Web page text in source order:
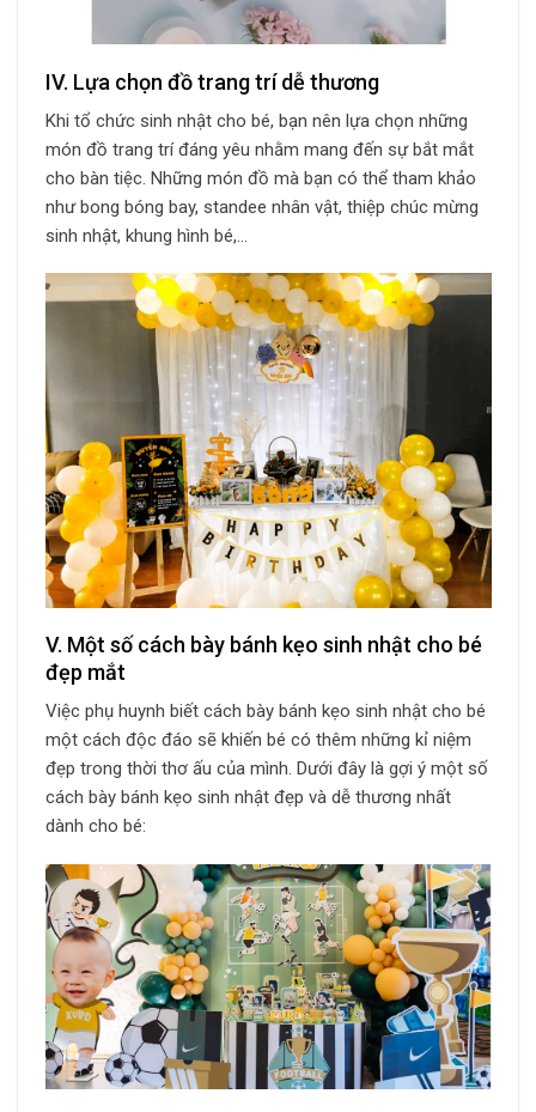
IV. Lựa chọn đồ trang trí dễ thương
Khi tổ chức sinh nhật cho bé, bạn nên lựa chọn những
món đồ trang trí đáng yêu nhằm mang đến sự bắt mắt
cho bàn tiệc. Những món đồ mà bạn có thể tham khảo
như bong bóng bay, standee nhân vật, thiệp chúc mừng
sinh nhật, khung hình bé,…
V. Một số cách bày bánh kẹo sinh nhật cho bé
đẹp mắt
Việc phụ huynh biết cách bày bánh kẹo sinh nhật cho bé
một cách độc đáo sẽ khiến bé có thêm những kỉ niệm
đẹp trong thời thơ ấu của mình. Dưới đây là gợi ý một số
cách bày bánh kẹo sinh nhật đẹp và dễ thương nhất
dành cho bé: